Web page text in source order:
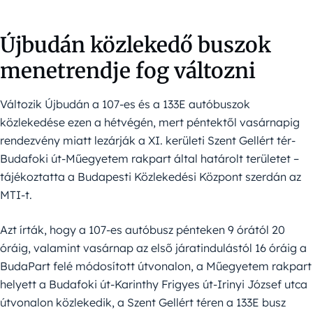
Újbudán közlekedő buszok
menetrendje fog változni
Változik Újbudán a 107-es és a 133E autóbuszok
közlekedése ezen a hétvégén, mert péntektől vasárnapig
rendezvény miatt lezárják a XI. kerületi Szent Gellért tér-
Budafoki út-Műegyetem rakpart által határolt területet –
tájékoztatta a Budapesti Közlekedési Központ szerdán az
MTI-t.
Azt írták, hogy a 107-es autóbusz pénteken 9 órától 20
óráig, valamint vasárnap az első járatindulástól 16 óráig a
BudaPart felé módosított útvonalon, a Műegyetem rakpart
helyett a Budafoki út-Karinthy Frigyes út-Irinyi József utca
útvonalon közlekedik, a Szent Gellért téren a 133E busz